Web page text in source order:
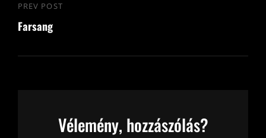
Previous
Post
PREV POST
Farsang
Vélemény, hozzászólás?